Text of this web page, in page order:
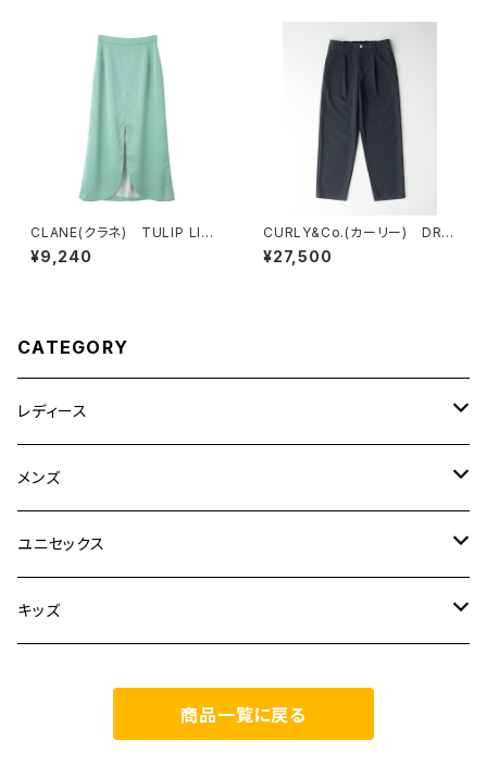
CLANE(クラネ) TULIP LINE
SKIRT GREEN
¥9,240
CURLY&Co.(カーリー) DRY
MESH PANTS
¥27,500
CATEGORY
レディース
CLANE
TOPS
BOTTOMS
TEN.
ETRE TOKYO
メンズ
FUJITO
TOPS
CURLY
ユニセックス
20/80
キッズ
商品一覧に戻る